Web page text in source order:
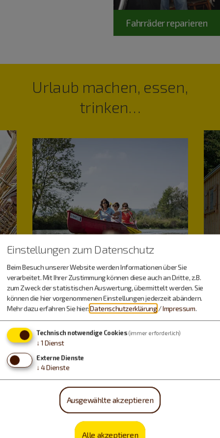
Fahrräder reparieren
Urlaub machen, essen,
trinken…
Freizeitspaß
Einstellungen zum Datenschutz
Beim Besuch unserer Website werden Informationen über Sie
verarbeitet. Mit Ihrer Zustimmung können diese auch an Dritte, z.B.
zum Zweck der statistischen Auswertung, übermittelt werden. Sie
können die hier vorgenommenen Einstellungen jederzeit abändern.
Mehr dazu erfahren Sie hier:Datenschutzerklärung /Impressum.
Technisch notwendige Cookies (immer erforderlich)
↓ 1 Dienst
Externe Dienste
↓ 4Dienste
Ausgewählte akzeptieren
Alle akzeptieren